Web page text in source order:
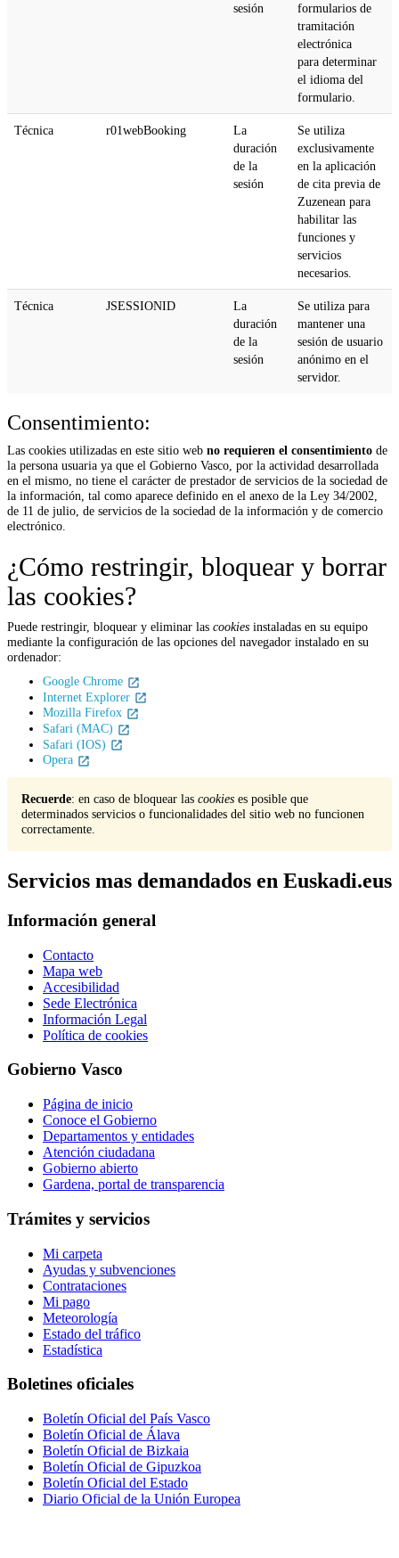
sesión
formularios de
tramitación
electrónica
para determinar
el idioma del
formulario.
Técnica r01webBooking
La
duración
de la
sesión
Se utiliza
exclusivamente
en la aplicación
de cita previa de
Zuzenean para
habilitar las
funciones y
servicios
necesarios.
Técnica JSESSIONID
La
duración
de la
sesión
Se utiliza para
mantener una
sesión de usuario
anónimo en el
servidor.
Consentimiento:
Las cookies utilizadas en este sitio web no requieren el consentimiento de
la persona usuaria ya que el Gobierno Vasco, por la actividad desarrollada
en el mismo, no tiene el carácter de prestador de servicios de la sociedad de
la información, tal como aparece definido en el anexo de la Ley 34/2002,
de 11 de julio, de servicios de la sociedad de la información y de comercio
electrónico.
¿Cómo restringir, bloquear y borrar
las cookies?
Puede restringir, bloquear y eliminar las cookies instaladas en su equipo
mediante la configuración de las opciones del navegador instalado en su
ordenador:
Google Chrome
Internet Explorer
Mozilla Firefox
Safari (MAC)
Safari (IOS)
Opera
Recuerde: en caso de bloquear las cookies es posible que
determinados servicios o funcionalidades del sitio web no funcionen
correctamente.
Servicios mas demandados en Euskadi.eus
Información general
Contacto
Mapa web
Accesibilidad
Sede Electrónica
Información Legal
Política de cookies
Gobierno Vasco
Página de inicio
Conoce el Gobierno
Departamentos y entidades
Atención ciudadana
Gobierno abierto
Gardena, portal de transparencia
Trámites y servicios
Mi carpeta
Ayudas y subvenciones
Contrataciones
Mi pago
Meteorología
Estado del tráfico
Estadística
Boletines oficiales
Boletín Oficial del País Vasco
Boletín Oficial de Álava
Boletín Oficial de Bizkaia
Boletín Oficial de Gipuzkoa
Boletín Oficial del Estado
Diario Oficial de la Unión Europea